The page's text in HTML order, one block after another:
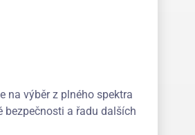
na výběr z plného spektra
bezpečnosti a řadu dalších